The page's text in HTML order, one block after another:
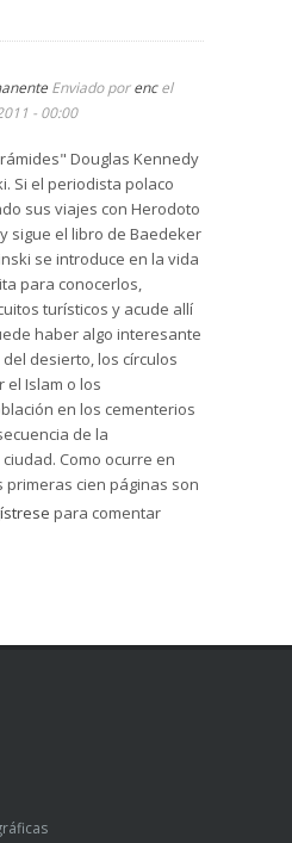
Enviado porencel
- 00:00
Douglas Kennedy
Si el periodista polaco
sus viajes con Herodoto
sigue el libro de Baedeker
se introduce en la vida
para conocerlos,
turísticos y acude allí
haber algo interesante
desierto, los círculos
el Islam o los
en los cementerios
de la
Como ocurre en
cien páginas son
de ellas al autor se le
para comentar